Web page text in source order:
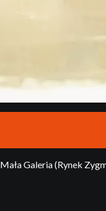
Galeria (Rynek